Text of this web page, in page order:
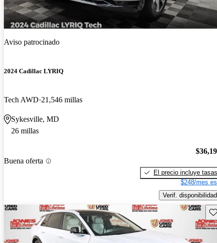
Aviso patrocinado
2024 Cadillac LYRIQ
Tech AWD 21,546 millas
Sykesville, MD
26 millas
Buena oferta
El precio incluye tasas
$248/mes
Verif. disponibilidad